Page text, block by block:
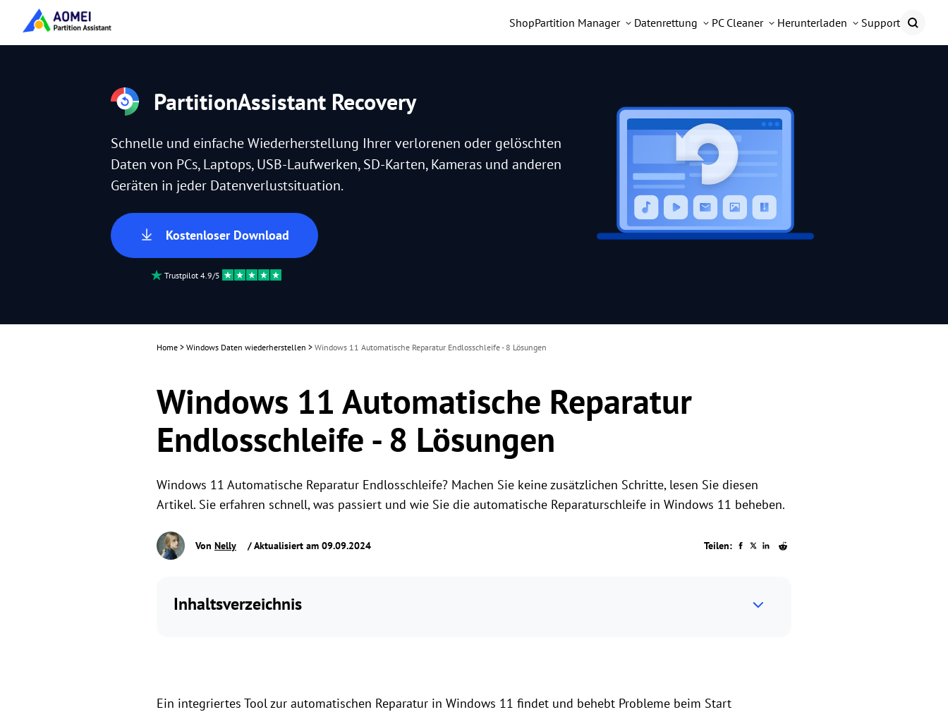
ShopPartition Manager Datenrettung PC Cleaner Herunterladen Support
PartitionAssistant Recovery
Schnelle und einfache Wiederherstellung Ihrer verlorenen oder gelöschten
Daten von PCs, Laptops, USB-Laufwerken, SD-Karten, Kameras und anderen
Geräten in jeder Datenverlustsituation.
Kostenloser Download
Trustpilot 4.9/5
Home > Windows Daten wiederherstellen > Windows 11 Automatische Reparatur Endlosschleife - 8 Lösungen
Windows 11 Automatische Reparatur
Endlosschleife - 8 Lösungen
Windows 11 Automatische Reparatur Endlosschleife? Machen Sie keine zusätzlichen Schritte, lesen Sie diesen
Artikel. Sie erfahren schnell, was passiert und wie Sie die automatische Reparaturschleife in Windows 11 beheben.
Von Nelly / Aktualisiert am 09.09.2024 Teilen:
Inhaltsverzeichnis
Ein integriertes Tool zur automatischen Reparatur in Windows 11 findet und behebt Probleme beim Start